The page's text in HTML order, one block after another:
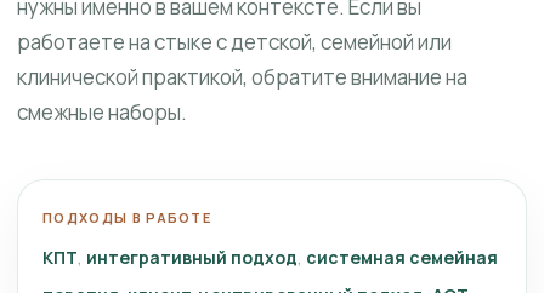
нужны именно в вашем контексте. Если вы
работаете на стыке с детской, семейной или
клинической практикой, обратите внимание на
смежные наборы.
ПОДХОДЫ В РАБОТЕ
КПТ интегративный подход системная семейная